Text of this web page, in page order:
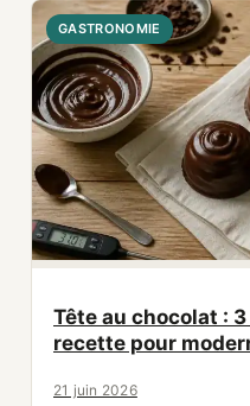
GASTRONOMIE
Tête au chocolat :
recette pour
21 juin 2026